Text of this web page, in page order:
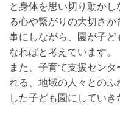
と身体を思い切り動か
る心や繋がりの大切さ
事にしながら、園が子ど
なればと考えています。
また、子育て支援セン
れる、地域の人々との
した子ども園にしていき